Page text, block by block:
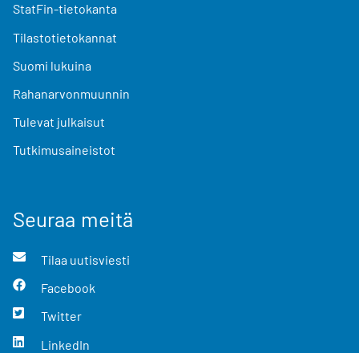
StatFin-tietokanta
Tilastotietokannat
Suomi lukuina
Rahanarvonmuunnin
Tulevat julkaisut
Tutkimusaineistot
Seuraa meitä
Tilaa uutisviesti
Facebook
Twitter
LinkedIn